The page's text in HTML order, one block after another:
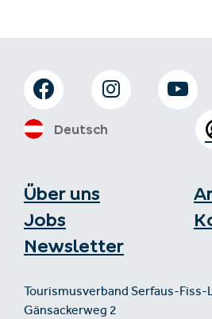
Über uns
Jobs
Newsletter
Tourismusverband Serfaus-Fiss-
Gänsackerweg 2
Deutsch